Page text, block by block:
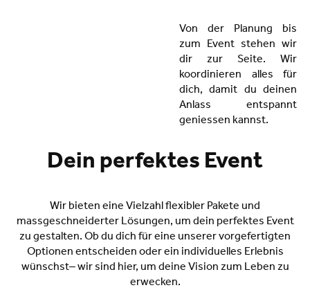
Von der Planung bis
zum Event stehen wir
dir zur Seite. Wir
koordinieren alles für
dich, damit du deinen
Anlass entspannt
geniessen kannst.
Dein perfektes Event
Wir bieten eine Vielzahl flexibler Pakete und
massgeschneiderter Lösungen, um dein perfektes Event
zu gestalten. Ob du dich für eine unserer vorgefertigten
Optionen entscheiden oder ein individuelles Erlebnis
wünschst– wir sind hier, um deine Vision zum Leben zu
erwecken.